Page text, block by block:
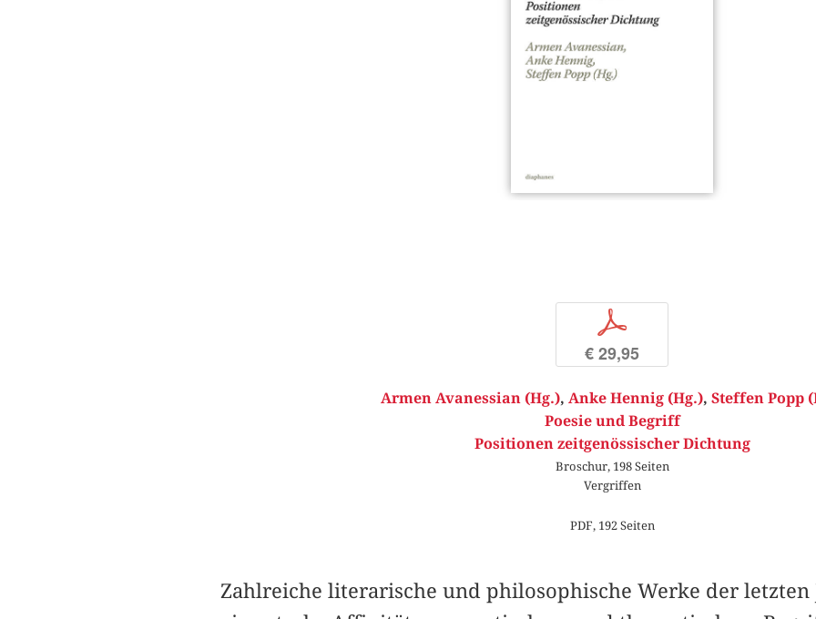
p
€ 29,95
Armen Avanessian (Hg.), Anke Hennig (Hg.), Steffen Popp
Poesie und Begriff
Positionen zeitgenössischer Dichtung
Broschur, 198 Seiten
Vergriffen
PDF, 192 Seiten
Zahlreiche literarische und philosophische Werke der letzten